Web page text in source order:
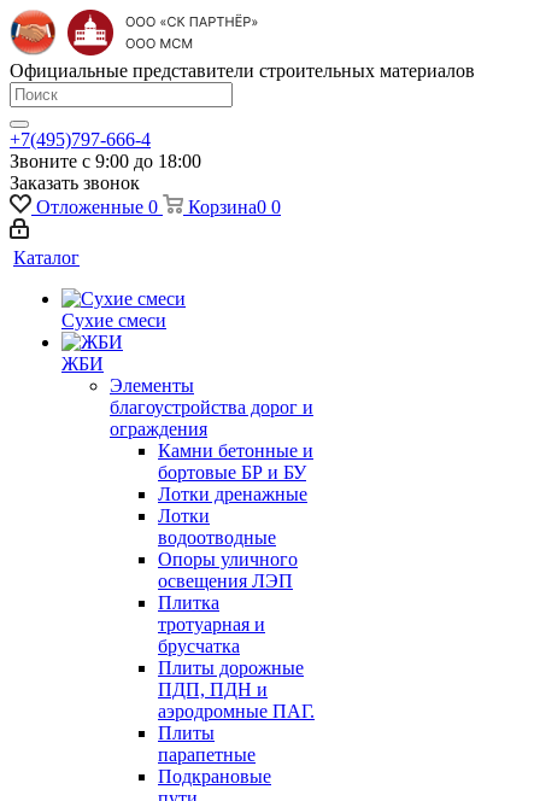
Официальные представители строительных материалов
+7(495)797-666-4
Звоните с 9:00 до 18:00
Заказать звонок
Отложенные 0 Корзина0 0
Каталог
Сухие смеси
ЖБИ
Элементы
благоустройства дорог и
ограждения
Камни бетонные и
бортовые БР и БУ
Лотки дренажные
Лотки
водоотводные
Опоры уличного
освещения ЛЭП
Плитка
тротуарная и
брусчатка
Плиты дорожные
ПДП, ПДН и
аэродромные ПАГ.
Плиты
парапетные
Подкрановые